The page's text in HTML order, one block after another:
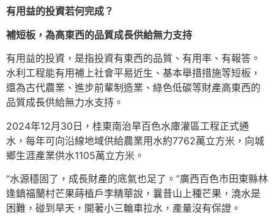
有用益的投資若何完成？
補短板，為高東西的品質成長供給無力支持
有用益的投資，是指投資有東西的品質、有用率、有報答。
水利工程能有用補上社會平易近生、基本舉措措施等短板，
還為古代農業、進步前輩制造業、綠色低碳等財產高東西的
品質成長供給無力水支持。
2024年12月30日，桂東南治旱百色水庫灌區工程正式通
水，每年可向沿線地域供給農業用水約7762萬立方米，向城
鄉生涯產業供水1105萬立方米。
“水源穩固了，成長財產的底氣也足了。”廣西百色市田東縣林
逢鎮福蘭村芒果蒔植戶李精華說，曩昔山上種芒果，澆水是
困難，碰到旱天，開著小三輪車拉水，產量沒有保證。